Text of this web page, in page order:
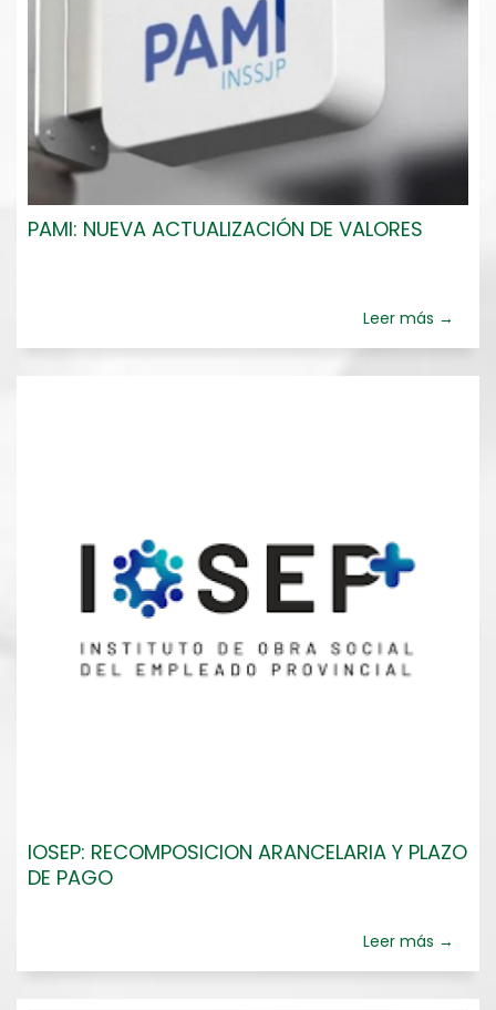
PAMI: NUEVA ACTUALIZACIÓN DE VALORES
Leer más →
IOSEP: RECOMPOSICION ARANCELARIA Y PLAZO
DE PAGO
Leer más →